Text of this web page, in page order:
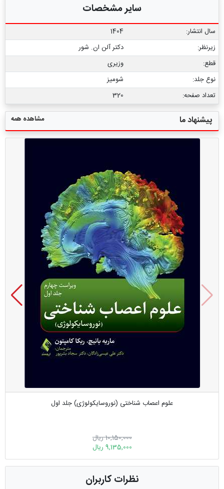
سایر مشخصات
سال انتشار:
1404
زیرنظر:
دکتر آلن ان. شور
قطع:
وزیری
نوع جلد:
شومیز
تعداد صفحه:
320
پیشنهاد ما مشاهده همه
علوم اعصاب شناختی‎ ‎‏(نوروسایکولوژی) جلد اول‏
10,150,000 ریال
9,135,000 ریال
نظرات کاربران